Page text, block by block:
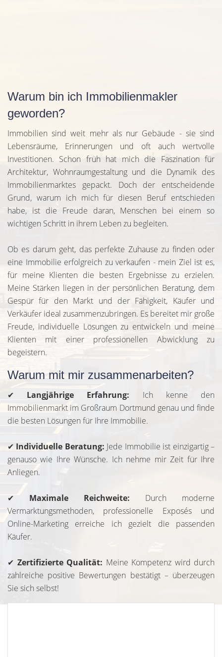
Warum bin ich Immobilienmakler
geworden?
Immobilien sind weit mehr als nur Gebäude - sie sind
Lebensräume, Erinnerungen und oft auch wertvolle
Investitionen. Schon früh hat mich die Faszination für
Architektur, Wohnraumgestaltung und die Dynamik des
Immobilienmarktes gepackt. Doch der entscheidende
Grund, warum ich mich für diesen Beruf entschieden
habe, ist die Freude daran, Menschen bei einem so
wichtigen Schritt in ihrem Leben zu begleiten.
Ob es darum geht, das perfekte Zuhause zu finden oder
eine Immobilie erfolgreich zu verkaufen - mein Ziel ist es,
für meine Klienten die besten Ergebnisse zu erzielen.
Meine Stärken liegen in der persönlichen Beratung, dem
Gespür für den Markt und der Fähigkeit, Käufer und
Verkäufer ideal zusammenzubringen. Es bereitet mir große
Freude, individuelle Lösungen zu entwickeln und meine
Klienten mit einer professionellen Abwicklung zu
begeistern.
Warum mit mir zusammenarbeiten?
✔ Langjährige Erfahrung: Ich kenne den
Immobilienmarkt im Großraum Dortmund genau und finde
die besten Lösungen für Ihre Immobilie.
✔ Individuelle Beratung: Jede Immobilie ist einzigartig –
genauso wie Ihre Wünsche. Ich nehme mir Zeit für Ihre
Anliegen.
✔ Maximale Reichweite: Durch moderne
Vermarktungsmethoden, professionelle Exposés und
Online-Marketing erreiche ich gezielt die passenden
Käufer.
✔ Zertifizierte Qualität: Meine Kompetenz wird durch
zahlreiche positive Bewertungen bestätigt – überzeugen
Sie sich selbst!